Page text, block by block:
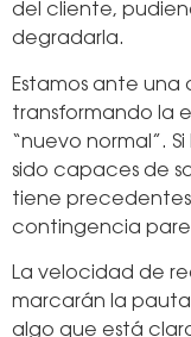
del cliente,
degradarla.
Estamos ante una
transformando la
“nuevo normal”.
sido capaces de
tiene
contingencia
La velocidad de
marcarán la
algo que está